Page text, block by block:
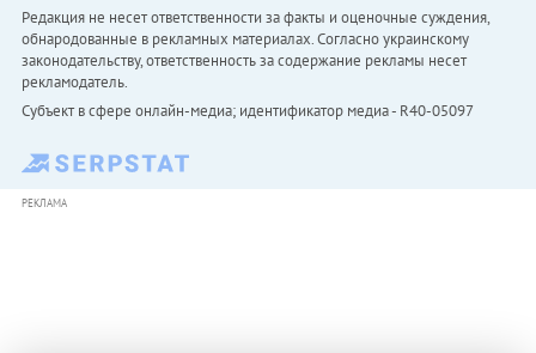
Редакция не несет ответственности за факты и оценочные суждения,
обнародованные в рекламных материалах. Согласно украинскому
законодательству, ответственность за содержание рекламы несет
рекламодатель.
Субъект в сфере онлайн-медиа; идентификатор медиа - R40-05097
РЕКЛАМА